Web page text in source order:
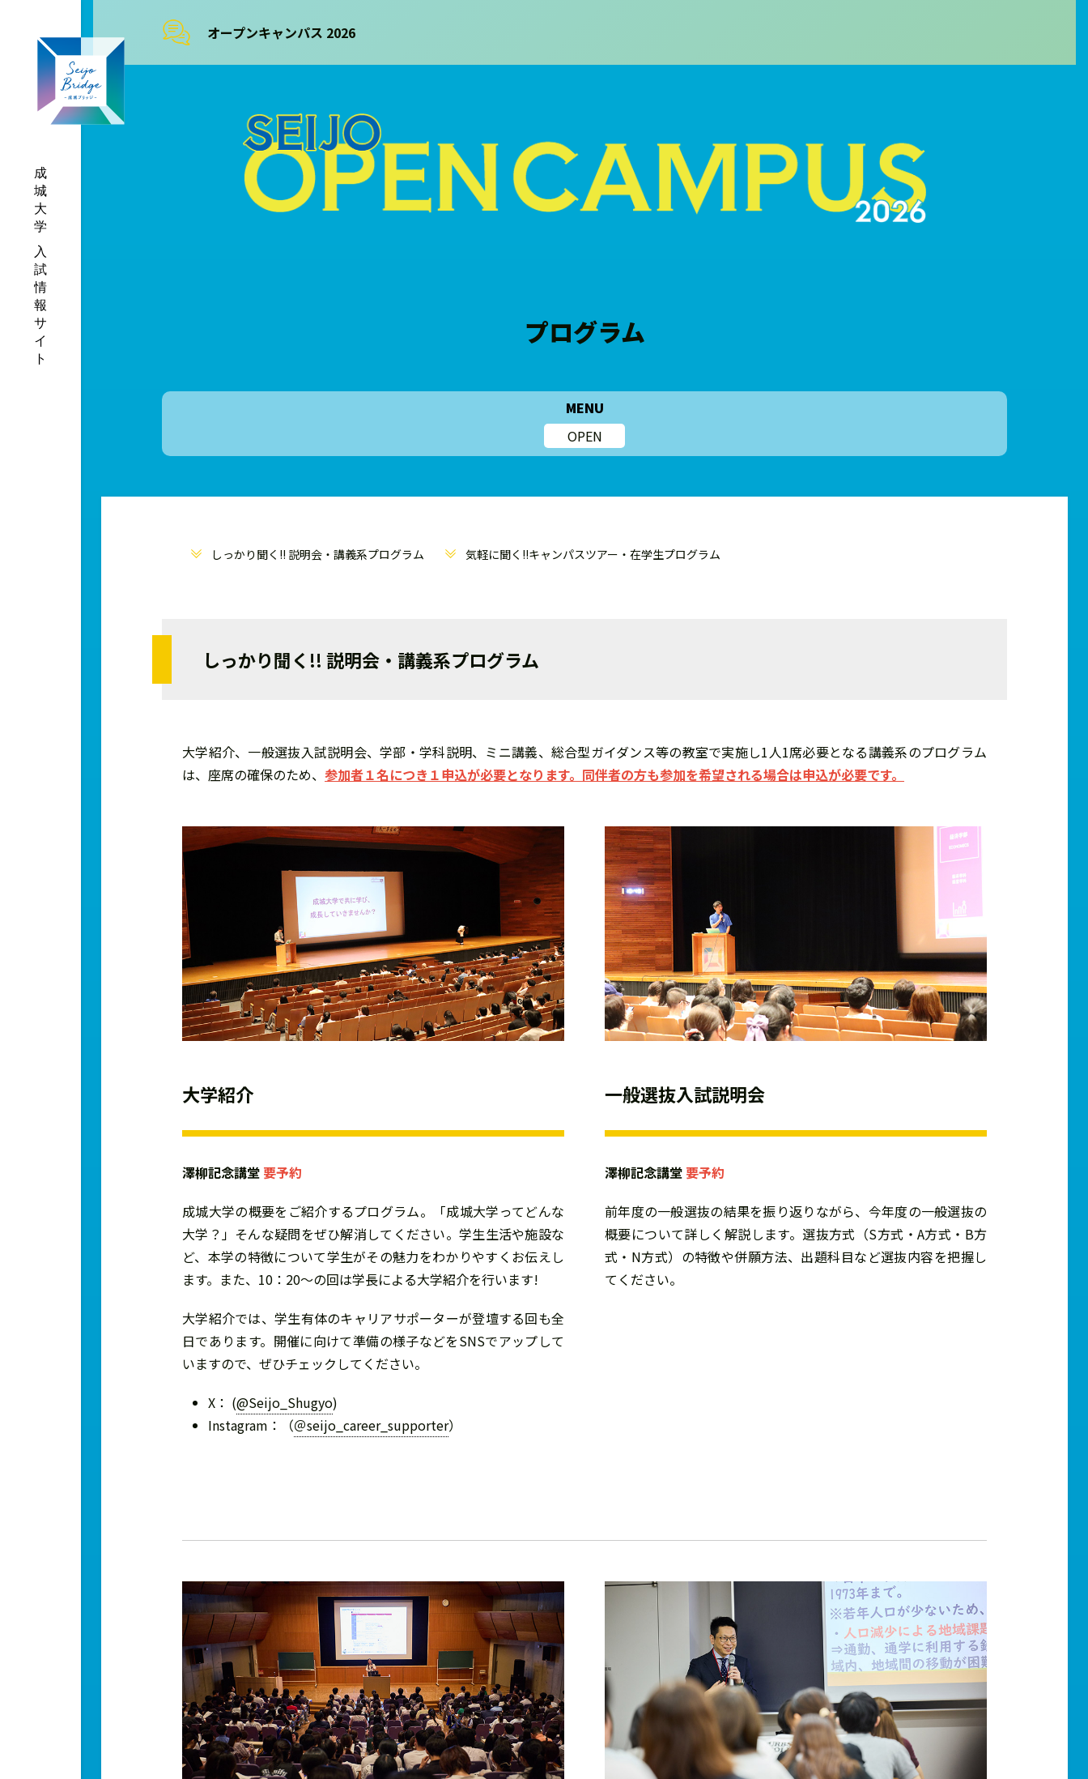
オープンキャンパス 2026
プログラム
MENU
OPEN
しっかり聞く!! 説明会・講義系プログラム 気軽に聞く!!キャンパスツアー・在学生プログラム
しっかり聞く!! 説明会・講義系プログラム
大学紹介、一般選抜入試説明会、学部・学科説明、ミニ講義、総合型ガイダンス等の教室で実施し1人1席必要となる講義系のプログラム
は、座席の確保のため、 参加者１名につき１申込が必要となります。同伴者の方も参加を希望される場合は申込が必要です。
大学紹介
澤柳記念講堂 要予約
成城大学の概要をご紹介するプログラム。「成城大学ってどんな
大学？」そんな疑問をぜひ解消してください。学生生活や施設な
ど、本学の特徴について学生がその魅力をわかりやすくお伝えし
ます。また、10：20～の回は学長による大学紹介を行います!
大学紹介では、学生有体のキャリアサポーターが登壇する回も全
日であります。開催に向けて準備の様子などをSNSでアップして
いますので、ぜひチェックしてください。
X： (@Seijo_Shugyo)
Instagram：（＠seijo_career_supporter）
一般選抜入試説明会
澤柳記念講堂 要予約
前年度の一般選抜の結果を振り返りながら、今年度の一般選抜の
概要について詳しく解説します。選抜方式（S方式・A方式・B方
式・N方式）の特徴や併願方法、出題科目など選抜内容を把握し
てください。